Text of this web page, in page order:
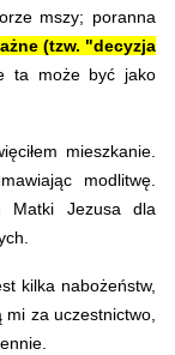
mszy; poranna
(tzw. "decyzja
ta może być jako
mieszkanie.
modlitwę.
Matki Jezusa dla
kilka nabożeństw,
za uczestnictwo,